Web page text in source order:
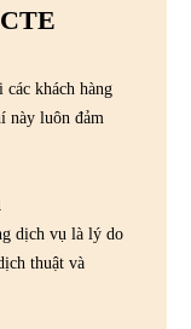
khách hàng
này luôn đảm
dịch vụ là lý do
thuật và